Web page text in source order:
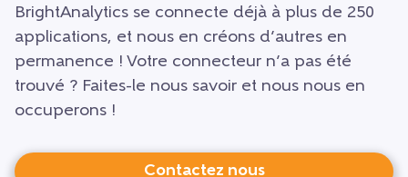
BrightAnalytics se connecte déjà à plus de 250
applications, et nous en créons d’autres en
permanence ! Votre connecteur n’a pas été
trouvé ? Faites-le nous savoir et nous nous en
occuperons !
Contactez nous